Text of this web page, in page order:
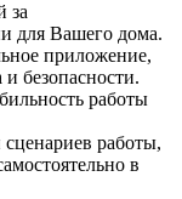
за
для Вашего дома.
приложение,
безопасности.
работы
работы,
в